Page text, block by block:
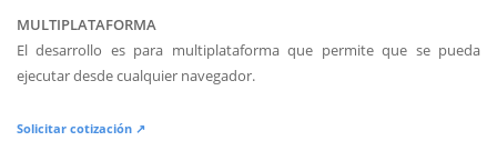
MULTIPLATAFORMA
El desarrollo es para multiplataforma que permite que se pueda
ejecutar desde cualquier navegador.
Solicitar cotización ↗